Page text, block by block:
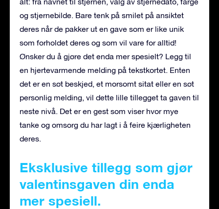
og stjernebilde. Bare tenk på smilet på ansiktet
deres når de pakker ut en gave som er like unik
som forholdet deres og som vil vare for alltid!
Ønsker du å gjøre det enda mer spesielt? Legg til
en hjertevarmende melding på tekstkortet. Enten
det er en søt beskjed, et morsomt sitat eller en søt
personlig melding, vil dette lille tillegget ta gaven til
neste nivå. Det er en gest som viser hvor mye
tanke og omsorg du har lagt i å feire kjærligheten
deres.
Eksklusive tillegg som gjør
valentinsgaven din enda
mer spesiell.